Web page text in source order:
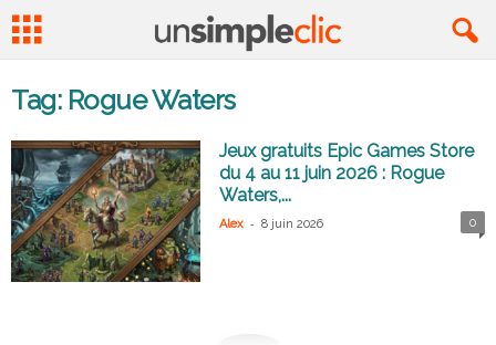
Tag: Rogue Waters
Jeux gratuits Epic Games Store
du 4 au 11 juin 2026 : Rogue
Waters,...
Alex - 8 juin 2026 0